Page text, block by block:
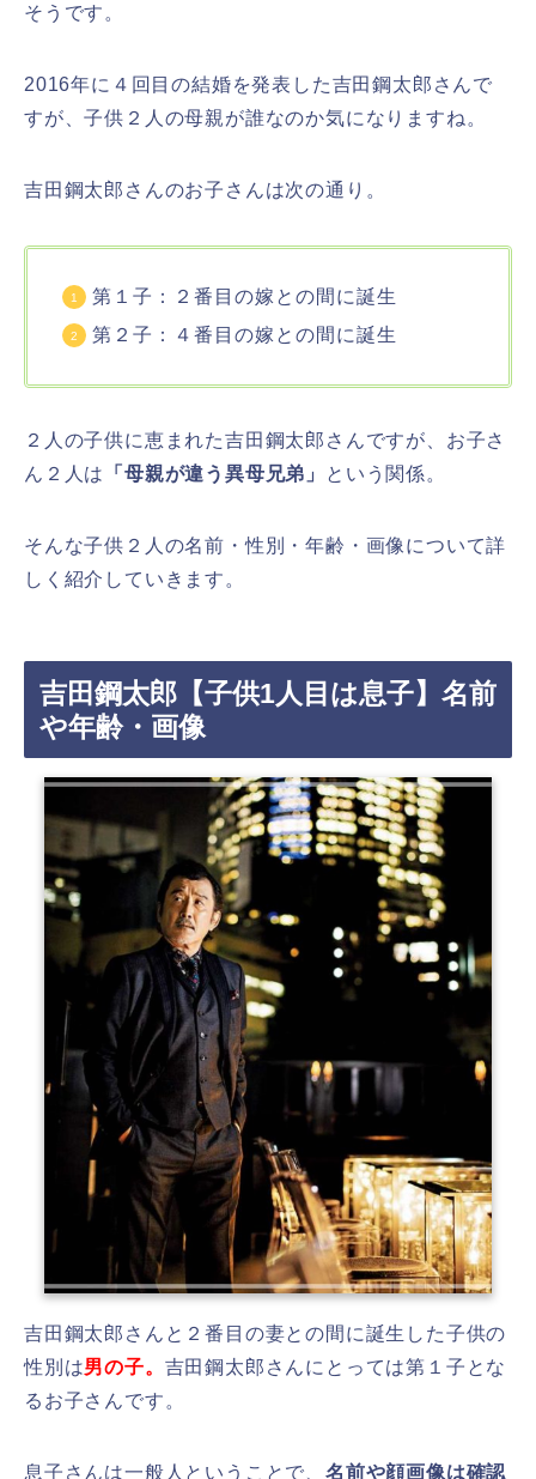
そうです。
2016年に４回目の結婚を発表した吉田鋼太郎さんで
すが、子供２人の母親が誰なのか気になりますね。
吉田鋼太郎さんのお子さんは次の通り。
第１子：２番目の嫁との間に誕生
第２子：４番目の嫁との間に誕生
２人の子供に恵まれた吉田鋼太郎さんですが、お子さ
ん２人は
「母親が違う異母兄弟」 という関係。
そんな子供２人の名前・性別・年齢・画像について詳
しく紹介していきます。
吉田鋼太郎【子供1人目は息子】名前
や年齢・画像
吉田鋼太郎さんと２番目の妻との間に誕生した子供の
性別は男の子。 吉田鋼太郎さんにとっては第１子とな
るお子さんです。
息子さんは一般人ということで、 名前や顔画像は確認